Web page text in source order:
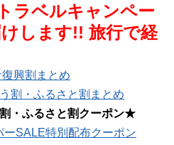
ラベルキャンペー
します!! 旅行で経
復興割まとめ
割・ふるさと割まとめ
・ふるさと割クーポン★
ーSALE特別配布クーポン